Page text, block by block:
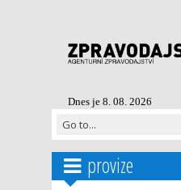
Dnes je 8. 08. 2026
provize